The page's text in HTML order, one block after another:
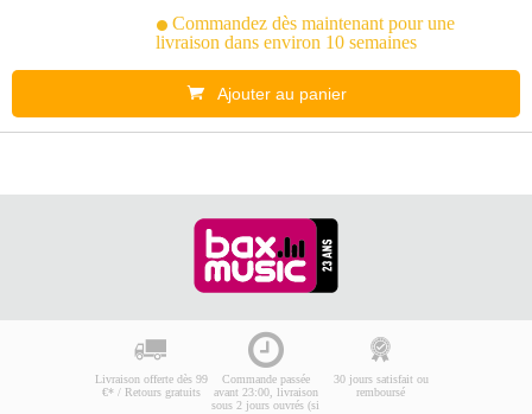
Commandez dès maintenant pour une
livraison dans environ 10 semaines
Ajouter au panier
Livraison offerte dès 99
€* / Retours gratuits
Commande passée
avant 23:00, livraison
sous 2 jours ouvrés (si
30 jours satisfait ou
remboursé